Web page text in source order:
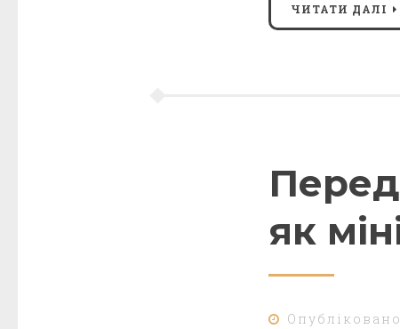
ЧИТАТИ ДАЛІ
як
Опубліковано